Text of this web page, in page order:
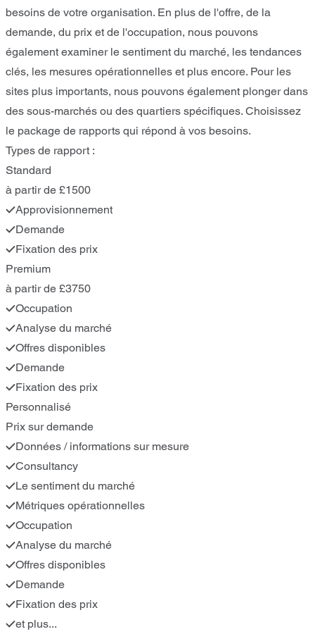
besoins de votre organisation. En plus de l'offre, de la
demande, du prix et de l'occupation, nous pouvons
également examiner le sentiment du marché, les tendances
clés, les mesures opérationnelles et plus encore. Pour les
sites plus importants, nous pouvons également plonger dans
des sous-marchés ou des quartiers spécifiques. Choisissez
le package de rapports qui répond à vos besoins.
Types de rapport :
Standard
à partir de £1500
Approvisionnement
Demande
Fixation des prix
Premium
à partir de £3750
Occupation
Analyse du marché
Offres disponibles
Demande
Fixation des prix
Personnalisé
Prix sur demande
Données / informations sur mesure
Consultancy
Le sentiment du marché
Métriques opérationnelles
Occupation
Analyse du marché
Offres disponibles
Demande
Fixation des prix
et plus...